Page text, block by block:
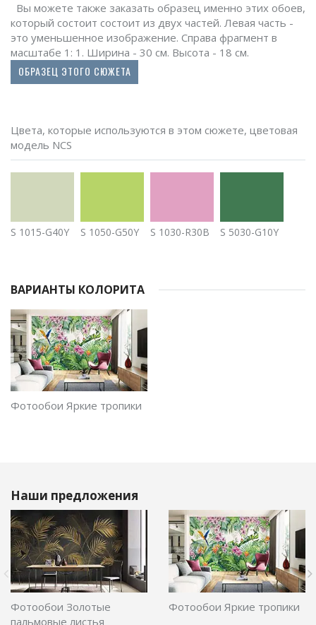
Вы можете также заказать образец именно этих обоев,
который состоит состоит из двух частей. Левая часть -
это уменьшенное изображение. Справа фрагмент в
масштабе 1: 1. Ширина - 30 см. Высота - 18 см.
ОБРАЗЕЦ ЭТОГО СЮЖЕТА
Цвета, которые используются в этом сюжете, цветовая
модель NCS
S 1015-G40Y S 1050-G50Y S 1030-R30B S 5030-G10Y
ВАРИАНТЫ КОЛОРИТА
Фотообои Яркие тропики
Наши предложения
Фотообои Золотые
пальмовые листья
Фотообои Яркие тропики